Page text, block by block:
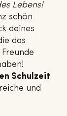
Lebens!
schön
deines
das
Schulzeit
und